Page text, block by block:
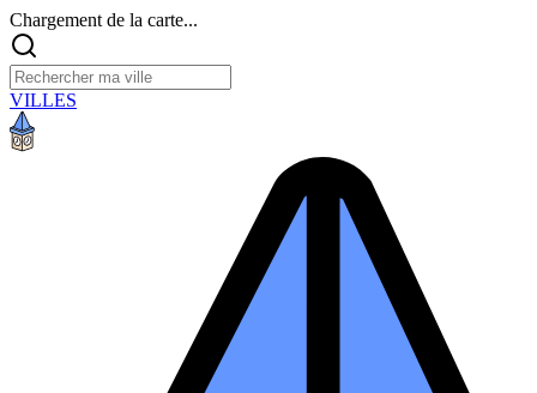
Chargement de la carte...
VILLES